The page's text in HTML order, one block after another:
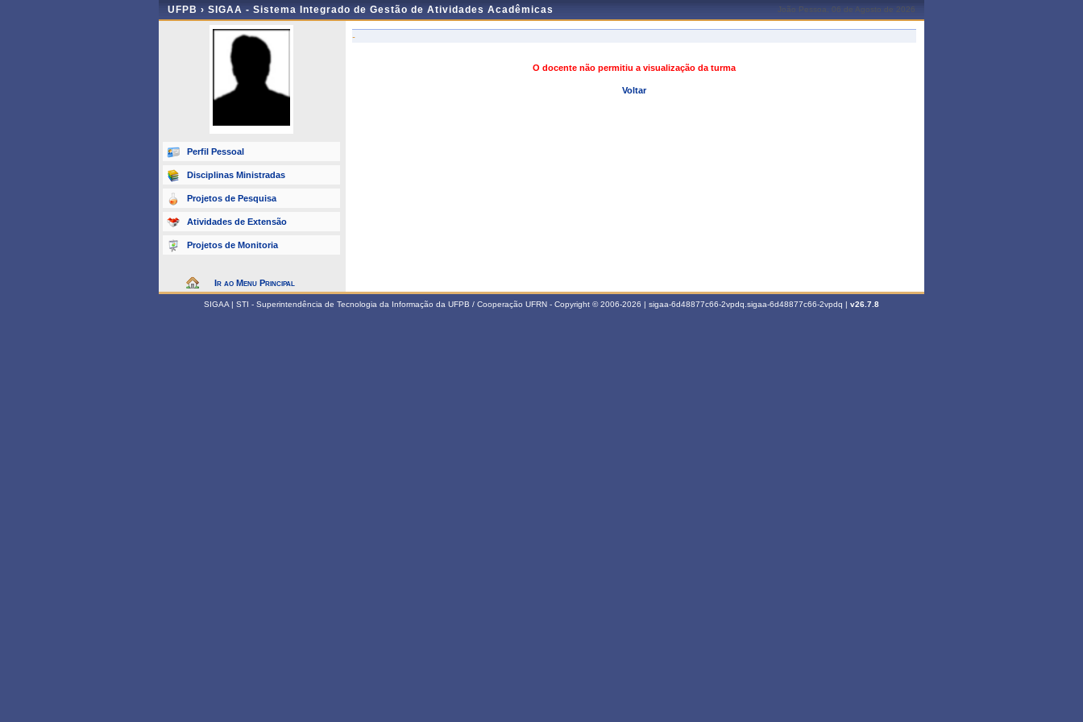
UFPB › SIGAA - Sistema Integrado de Gestão de Atividades Acadêmicas João Pessoa, 06 de Agosto de 2026
Perfil Pessoal
Disciplinas Ministradas
Projetos de Pesquisa
Atividades de Extensão
Projetos de Monitoria
Ir ao Menu Principal
-
O docente não permitiu a visualização da turma
Voltar
SIGAA | STI - Superintendência de Tecnologia da Informação da UFPB / Cooperação UFRN - Copyright © 2006-2026 | sigaa-6d48877c66-2vpdq.sigaa-6d48877c66-2vpdq | v26.7.8